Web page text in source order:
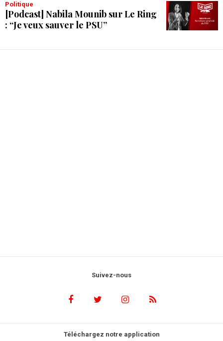
Politique
[Podcast] Nabila Mounib sur Le Ring
: “Je veux sauver le PSU”
Suivez-nous
Téléchargez notre application